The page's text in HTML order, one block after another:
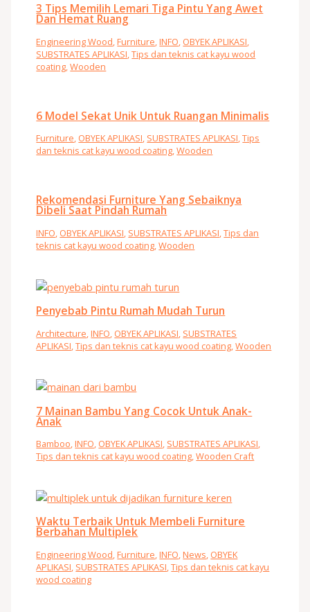
3 Tips Memilih Lemari Tiga Pintu Yang Awet
Dan Hemat Ruang
Engineering Wood,Furniture,INFO, OBYEK APLIKASI,
SUBSTRATES APLIKASI,Tips dan teknis cat kayu wood
coating,Wooden
6 Model Sekat Unik Untuk Ruangan Minimalis
Furniture, OBYEK APLIKASI, SUBSTRATES APLIKASI,Tips
dan teknis cat kayu wood coating,Wooden
Rekomendasi Furniture Yang Sebaiknya
Dibeli Saat Pindah Rumah
INFO, OBYEK APLIKASI, SUBSTRATES APLIKASI,Tips dan
teknis cat kayu wood coating,Wooden
Penyebab Pintu Rumah Mudah Turun
Architecture ,INFO OBYEK APLIKASI SUBSTRATES
APLIKASI ,Tips dan teknis cat kayu wood coating ,Wooden
7 Mainan Bambu Yang Cocok Untuk Anak-
Anak
Bamboo,INFO, OBYEK APLIKASI, SUBSTRATES APLIKASI,
Tips dan teknis cat kayu wood coating,Wooden Craft
Waktu Terbaik Untuk Membeli Furniture
Berbahan Multiplek
Engineering Wood,Furniture,INFO,News, OBYEK
APLIKASI, SUBSTRATES APLIKASI,Tips dan teknis cat kayu
wood coating